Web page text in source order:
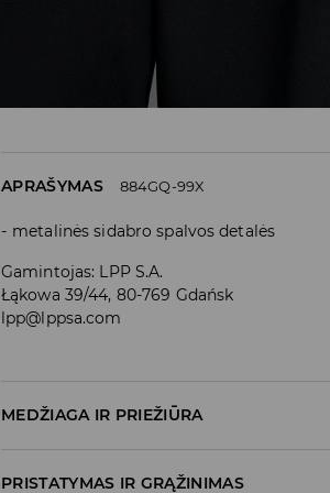
APRAŠYMAS 884GQ-99X
metalinės sidabro spalvos detalės
Gamintojas: LPP S.A.
Łąkowa 39/44, 80-769 Gdańsk
lpp@lppsa.com
MEDŽIAGA IR PRIEŽIŪRA
PIRMA PREKĖ: 100% POLIURETANINIS
PRISTATYMAS IR GRĄŽINIMAS